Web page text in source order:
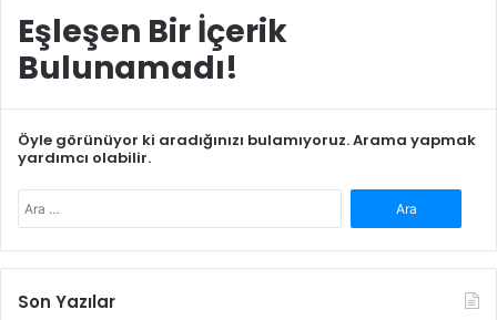
Eşleşen Bir İçerik
Bulunamadı!
Öyle görünüyor ki aradığınızı bulamıyoruz. Arama yapmak
yardımcı olabilir.
Son Yazılar